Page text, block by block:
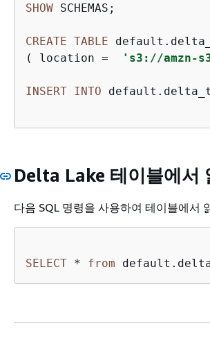
SHOW SCHEMAS;
CREATE TABLE
( location = 's3://amzn-
INSERT INTO
Delta Lake 테이블에서
다음 SQL 명령을 사용하여 테이블에서
SELECT * from